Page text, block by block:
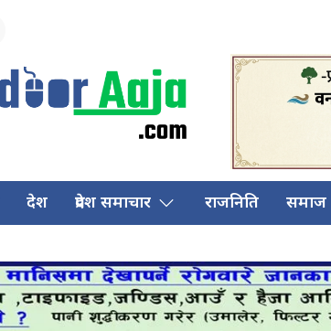
देश प्रदेश समाचार राजनिति समाज